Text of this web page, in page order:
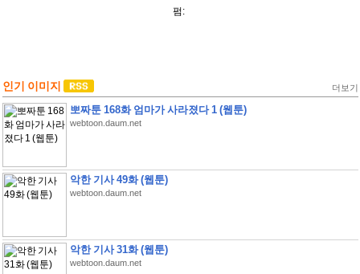
펌:
인기 이미지 더보기
뽀짜툰 168화 엄마가 사라졌다 1 (웹툰)
webtoon.daum.net
악한 기사 49화 (웹툰)
webtoon.daum.net
악한 기사 31화 (웹툰)
webtoon.daum.net